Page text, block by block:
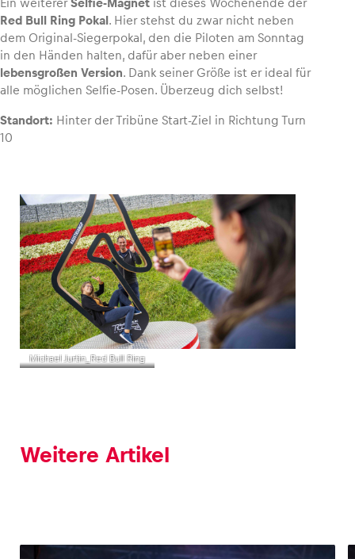
Red Bull Ring Pokal. Hier stehst du zwar nicht neben
dem Original-Siegerpokal, den die Piloten am Sonntag
in den Händen halten, dafür aber neben einer
lebensgroßen Version. Dank seiner Größe ist er ideal für
alle möglichen Selfie-Posen. Überzeug dich selbst!
Standort: Hinter der Tribüne Start-Ziel in Richtung Turn
10
Michael Jurtin_Red Bull Ring
Weitere Artikel